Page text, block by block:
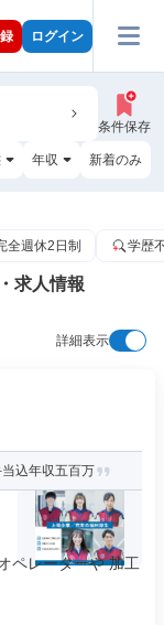
ログイン
条件保存
年収 新着のみ
全週休2日制 学歴
求人情報
詳細表示
込年収五百万
ペレーターや 加工